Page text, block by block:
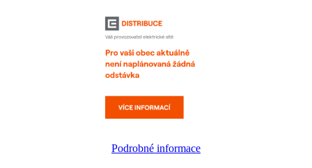
Podrobné informace